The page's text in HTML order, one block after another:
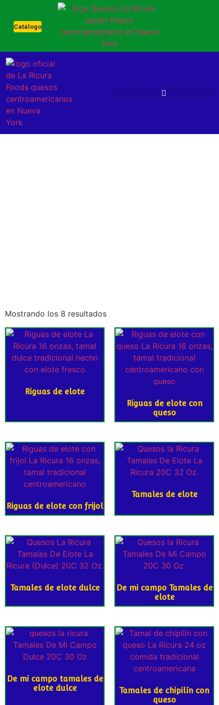
Catálogo
Mostrando los 8 resultados
Riguas de elote
Riguas de elote con
queso
Riguas de elote con frijol
Tamales de elote
Tamales de elote dulce
De mi campo Tamales de
elote
De mi campo tamales de
elote dulce
Tamales de chipilín con
queso